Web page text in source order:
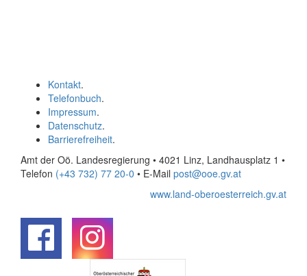
Kontakt.
Telefonbuch.
Impressum.
Datenschutz.
Barrierefreiheit.
Amt der Oö. Landesregierung • 4021 Linz, Landhausplatz 1 •
Telefon (+43 732) 77 20-0 • E-Mail post@ooe.gv.at
www.land-oberoesterreich.gv.at